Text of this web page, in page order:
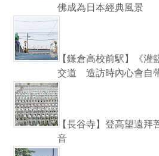
佛成為日本經典風景
【鎌倉高校前駅】《灌
交道 造訪時內心會自
【長谷寺】登高望遠
音